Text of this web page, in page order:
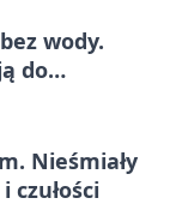
wody.
do
Nieśmiały
czułości